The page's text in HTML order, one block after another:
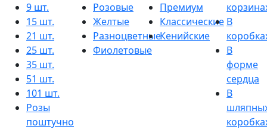
9 шт.
15 шт.
21 шт.
25 шт.
35 шт.
51 шт.
101 шт.
Розы
поштучно
Розовые
Желтые
Разноцветные
Фиолетовые
Премиум
Классические
Кенийские
В
В
форме
сердца
В